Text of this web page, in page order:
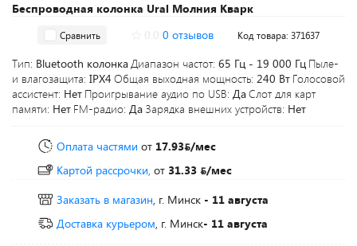
Беспроводная колонка Ural Молния Кварк
Сравнить 0 отзывов Код товара: 371637
Тип: Bluetooth колонкаДиапазон частот: 65 Гц - 19 000 Гц Пыле-
и влагозащита: IPX4 Общая выходная мощность: 240 Вт Голосовой
ассистент: Нет Проигрывание аудио по USB: ДаСлот для карт
памяти: Нет FM-радио: Да Зарядка внешних устройств: Нет
Оплата частями от 17.93 /мес
Картой рассрочки, от 31.33
/мес
Заказать в магазин, г. Минск - 11 августа
Доставка курьером, г. Минск- 11 августа